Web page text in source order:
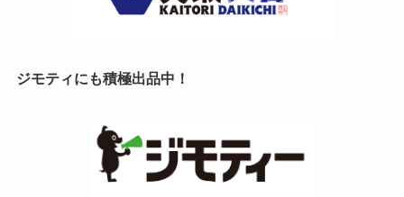
ジモティにも積極出品中！